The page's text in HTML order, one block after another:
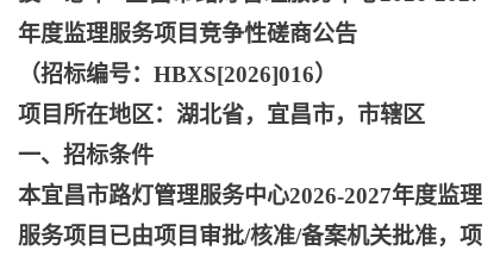
年度监理服务项目竞争性磋商公告
（招标编号： HBXS[2026]016）
项目所在地区：湖北省，宜昌市，市辖区
一、招标条件
本宜昌市路灯管理服务中心2026-2027年度监理
服务项目已由项目审批/核准/备案机关批准，项